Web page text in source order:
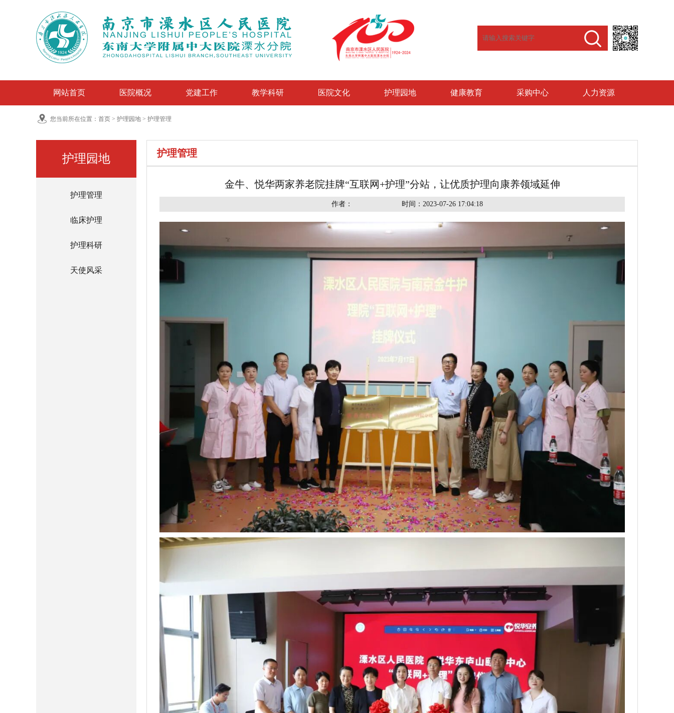
网站首页 医院概况 党建工作 教学科研 医院文化 护理园地 健康教育 采购中心 人力资源
您当前所在位置： 首页 > 护理园地 > 护理管理
护理园地
护理管理
临床护理
护理科研
天使风采
护理管理
金牛、悦华两家养老院挂牌“互联网+护理”分站，让优质护理向康养领域延伸
作者： 时间：2023-07-26 17:04:18